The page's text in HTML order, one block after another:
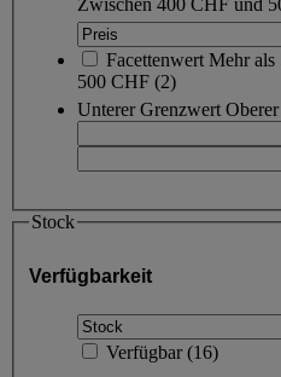
Zwischen 400 CHF und
Facettenwert Mehr
500 CHF (2)
Unterer Grenzwert
Stock
Verfügbarkeit
Verfügbar(16)